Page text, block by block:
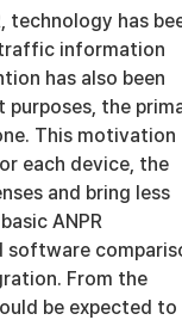
technology has
information
has also been
the
This motivation
each device, the
and bring less
ANPR
software
From the
be expected to